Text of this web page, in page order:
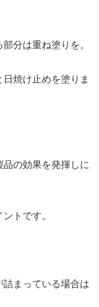
分は重ね塗りを。
焼け止めを塗りま
の効果を発揮しに
トです。
まっている場合は